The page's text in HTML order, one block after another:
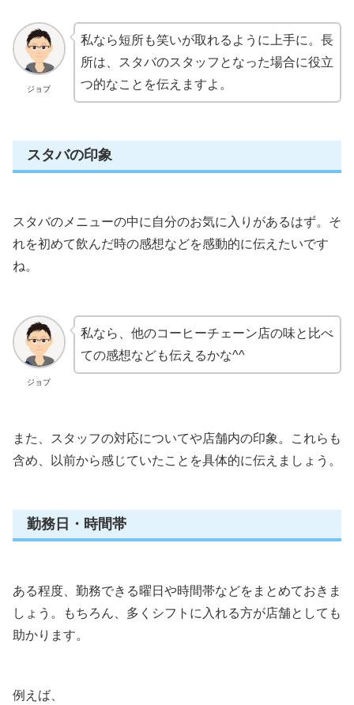
ジョブ
私なら短所も笑いが取れるように上手に。長
所は、スタバのスタッフとなった場合に役立
つ的なことを伝えますよ。
スタバの印象
スタバのメニューの中に自分のお気に入りがあるはず。そ
れを初めて飲んだ時の感想などを感動的に伝えたいです
ね。
ジョブ
私なら、他のコーヒーチェーン店の味と比べ
ての感想なども伝えるかな^^
また、スタッフの対応についてや店舗内の印象。これらも
含め、以前から感じていたことを具体的に伝えましょう。
勤務日・時間帯
ある程度、勤務できる曜日や時間帯などをまとめておきま
しょう。もちろん、多くシフトに入れる方が店舗としても
助かります。
例えば、